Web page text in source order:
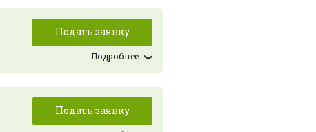
Подать заявку
Подробнее
Подать заявку